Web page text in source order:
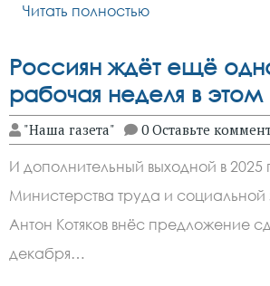
Читать полностью
Россиян ждёт ещё
рабочая неделя в этом
"Наша газета" 0 Оставьте
И дополнительный выходной в 2025
Министерства труда и
Антон Котяков внёс предложение
декабря…